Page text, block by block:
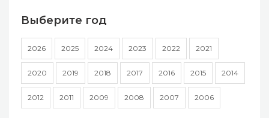
Выберите год
2026 2025 2024 2023 2022 2021
2020 2019 2018 2017 2016 2015 2014
2012 2011 2009 2008 2007 2006